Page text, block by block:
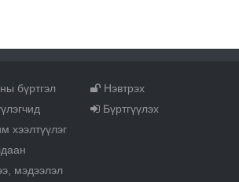
бүртгэл
хээлтүүлэг
мэдээлэл
Нэвтрэх
Бүртгүүлэх